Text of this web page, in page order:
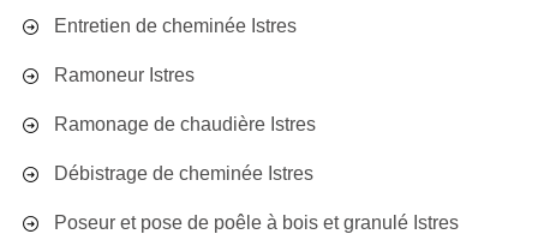
Entretien de cheminée Istres
Ramoneur Istres
Ramonage de chaudière Istres
Débistrage de cheminée Istres
Poseur et pose de poêle à bois et granulé Istres